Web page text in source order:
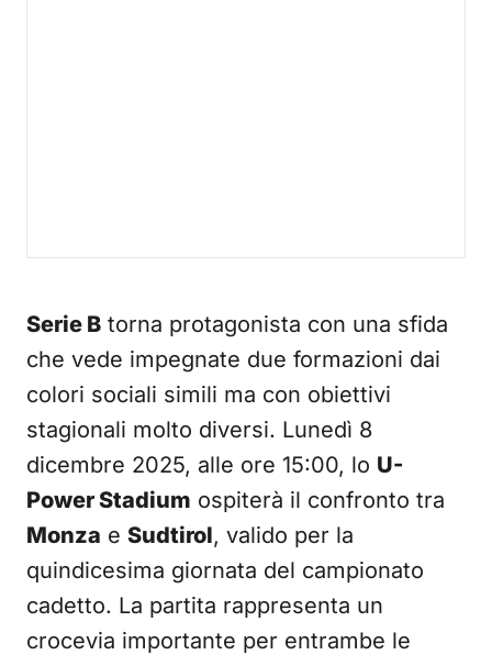
Serie B torna protagonista con una sfida
che vede impegnate due formazioni dai
colori sociali simili ma con obiettivi
stagionali molto diversi. Lunedì 8
dicembre 2025, alle ore 15:00, lo U-
Power Stadium ospiterà il confronto tra
Monza e Sudtirol, valido per la
quindicesima giornata del campionato
cadetto. La partita rappresenta un
crocevia importante per entrambe le